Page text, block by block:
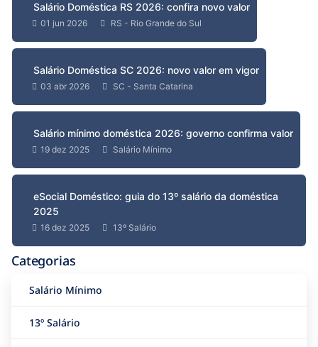
Salário Doméstica RS 2026: confira novo valor
01 jun 2026 RS - Rio Grande do Sul
Salário Doméstica SC 2026: novo valor em vigor
03 abr 2026 SC - Santa Catarina
Salário mínimo doméstica 2026: governo confirma valor
19 dez 2025 Salário Mínimo
eSocial Doméstico: guia do 13º salário da doméstica
2025
16 dez 2025 13º Salário
Categorias
Salário Mínimo
13º Salário